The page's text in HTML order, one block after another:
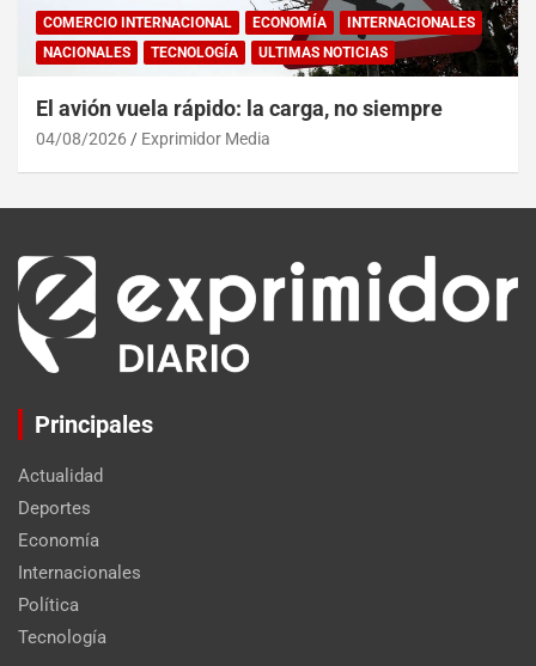
COMERCIO INTERNACIONAL ECONOMÍA
INTERNACIONALES
NACIONALES
TECNOLOGÍA ULTIMAS NOTICIAS
El avión vuela rápido: la carga, no siempre
04/08/2026 Exprimidor Media
Principales
Actualidad
Deportes
Economía
Internacionales
Política
Tecnología